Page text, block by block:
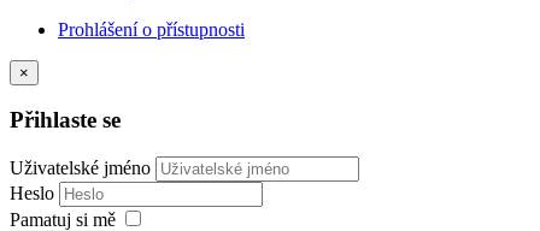
Prohlášení o přístupnosti
×
Přihlaste se
Uživatelské jméno
Heslo
Pamatuj si mě